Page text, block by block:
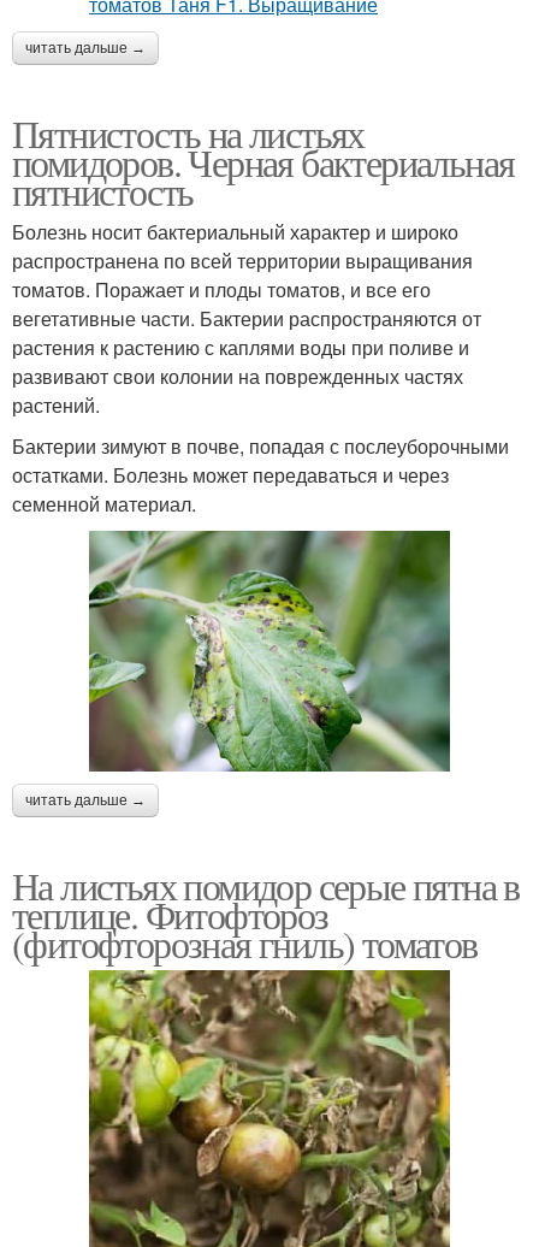
читать дальше →
Пятнистость на листьях
помидоров. Черная бактериальная
пятнистость
Болезнь носит бактериальный характер и широко
распространена по всей территории выращивания
томатов. Поражает и плоды томатов, и все его
вегетативные части. Бактерии распространяются от
растения к растению с каплями воды при поливе и
развивают свои колонии на поврежденных частях
растений.
Бактерии зимуют в почве, попадая с послеуборочными
остатками. Болезнь может передаваться и через
семенной материал.
читать дальше →
На листьях помидор серые пятна в
теплице. Фитофтороз
(фитофторозная гниль) томатов